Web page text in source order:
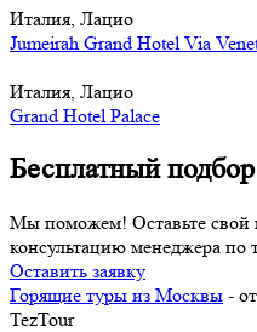
Италия, Лацио
Jumeirah Grand Hotel Via
Италия, Лацио
Grand Hotel Palace
Бесплатный
Мы поможем! Оставьте свой
консультацию менеджера по
Оставить заявку
Горящие туры из Москвы -
TezTour